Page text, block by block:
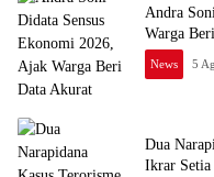
Andra
Warga
News 5
Dua
Ikrar